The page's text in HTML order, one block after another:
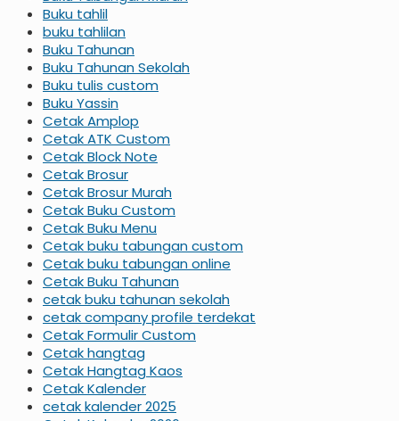
Buku tahlil
buku tahlilan
Buku Tahunan
Buku Tahunan Sekolah
Buku tulis custom
Buku Yassin
Cetak Amplop
Cetak ATK Custom
Cetak Block Note
Cetak Brosur
Cetak Brosur Murah
Cetak Buku Custom
Cetak Buku Menu
Cetak buku tabungan custom
Cetak buku tabungan online
Cetak Buku Tahunan
cetak buku tahunan sekolah
cetak company profile terdekat
Cetak Formulir Custom
Cetak hangtag
Cetak Hangtag Kaos
Cetak Kalender
cetak kalender 2025